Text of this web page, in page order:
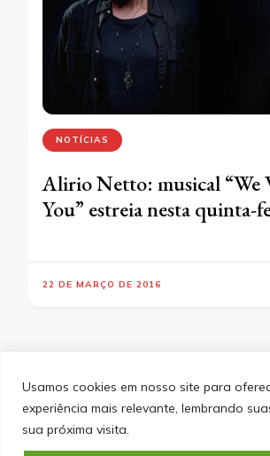
Usamos cookies em nosso site para
experiência mais relevante, lembrando
sua próxima visita.
NOTÍCIAS
Alirio Netto: musical “We
You” estreia nesta quinta-
22 DE MARÇO DE 2016
SITEMAP POLÍTICA DE